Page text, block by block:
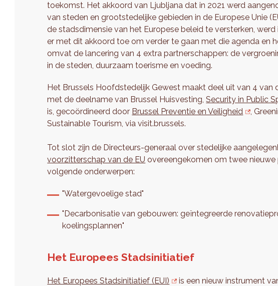
toekomst. Het akkoord van Ljubljana dat in 2021 werd
van steden en grootstedelijke gebieden in de Europese Unie
de stadsdimensie van het Europese beleid te versterken,
er met dit akkoord toe om verder te gaan met die agenda en
omvat de lancering van 4 extra partnerschappen: de
in de steden, duurzaam toerisme en voeding.
Het Brussels Hoofdstedelijk Gewest maakt deel uit van 4 van
met de deelname van Brussel Huisvesting,Security in Public
is, gecoördineerd door Brussel Preventie en Veiligheid
,
Sustainable Tourism, via visit.brussels.
Tot slot zijn de Directeurs-generaal over stedelijke
voorzitterschap van de EU overeengekomen om twee
volgende onderwerpen:
"Watergevoelige stad"
"Decarbonisatie van gebouwen: geïntegreerde
koelingsplannen"
Het Europees Stadsinitiatief
Het Europees Stadsinitiatief (EUI)
is een nieuw instrument